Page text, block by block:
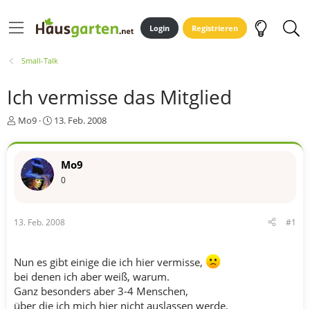
Login Registrieren
Small-Talk
Ich vermisse das Mitglied
E
s
e
r
Mo9
E
s
e
l
a
13. Feb. 2008
Mo9
0
13. Feb. 2008 #1
Nun es gibt einige die ich hier vermisse,
bei denen ich aber weiß, warum.
Ganz besonders aber 3-4 Menschen,
über die ich mich hier nicht auslassen werde,